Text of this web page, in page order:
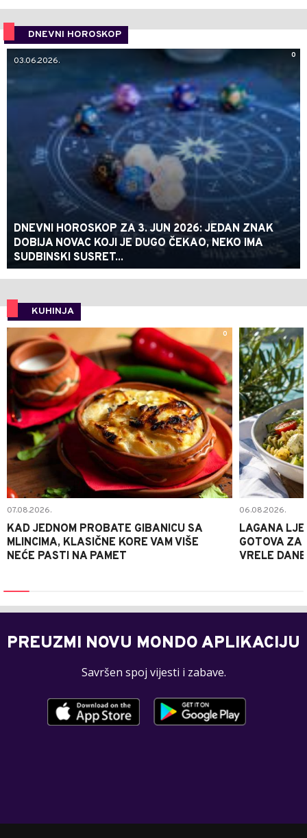
DNEVNI HOROSKOP
0
03.06.2026.
DNEVNI HOROSKOP ZA 3. JUN 2026: JEDAN ZNAK
DOBIJA NOVAC KOJI JE DUGO ČEKAO, NEKO IMA
SUDBINSKI SUSRET...
KUHINJA
0
07.08.2026.
KAD JEDNOM PROBATE GIBANICU SA
MLINCIMA, KLASIČNE KORE VAM VIŠE
NEĆE PASTI NA PAMET
06.08.2026.
LAGANA
GOTOVA ZA
VRELE DANE
PREUZMI NOVU MONDO APLIKACIJU
Savršen spoj vijesti i zabave.